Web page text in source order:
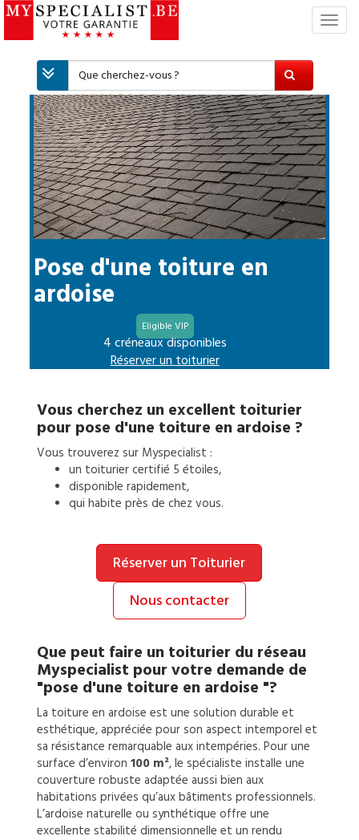
S
c
Pose d'une toiture en
ardoise
Eligible VIP
4 créneaux disponibles
Réserver un toiturier
Vous cherchez un excellent toiturier
pour pose d'une toiture en ardoise ?
Vous trouverez sur Myspecialist :
un toituriercertifié 5 étoiles,
disponible rapidement,
qui habite près de chez vous.
Réserver un Toiturier
Nous contacter
Que peut faire un toiturier du réseau
Myspecialist pour votre demande de
"pose d'une toiture en ardoise "?
La toiture en ardoise est une solution durable et
esthétique, appréciée pour son aspect intemporel et
sa résistance remarquable aux intempéries. Pour une
surface d’environ 100 m², le spécialiste installe une
couverture robuste adaptée aussi bien aux
habitations privées qu’aux bâtiments professionnels.
L’ardoise naturelle ou synthétique offre une
excellente stabilité dimensionnelle et un rendu